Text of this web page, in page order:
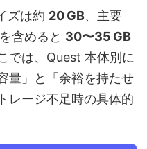
ズは約 20 GB、主要
含めると 30〜35 GB
では、Quest 本体別に
量」と「余裕を持たせ
レージ不足時の具体的